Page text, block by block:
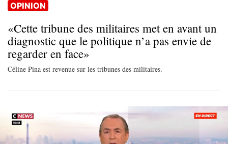
OPINION
«Cette tribune des militaires met en avant un
diagnostic que le politique n’a pas envie de
regarder en face»
Céline Pina est revenue sur les tribunes des militaires.